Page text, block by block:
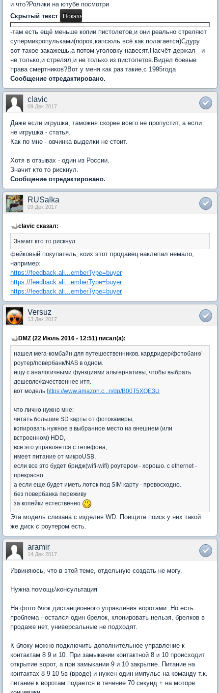
и что?Ролики на ютубе посмотри
Скрытый текст
-там есть ещё меньше копии пистолетов,и они реально стреляют
супермикропульками(порох,капсюль.всё.как полагается)Сдуру
вот такое закажешь,а потом уголовку навесят.Насчёт держал---и
не только,и стрелял,и не только из пистолетов.Видел боевые
права смертников?Вот у меня как раз такие,с 1995года
Сообщение отредактировано.
clavic
09 Дек 2017
Даже если игрушка, таможня скорее всего не пропустит, а если
не игрушка - статья.
Как по мне - овчинка выделки не стоит.
...
Хотя в отзывах - один из России.
Значит кто то рискнул.
Сообщение отредактировано.
RUSalka
09 Дек 2017
clavic сказал:
Значит кто то рискнул
фейковый покупатель, коих этот продавец наклепал немало,
например:
https://feedback.ali...emberType=buyer
https://feedback.ali...emberType=buyer
https://feedback.ali...emberType=buyer
Versuz
13 Дек 2017
DMZ (22 Июль 2016 - 12:51) писал(а):
нашел мега-комбайн для путешественников. кардридер/фотобанк/
роутер/повербанк/NAS в одном.
ищу с аналогичными функциями альтернативы, чтобы выбрать
дешевле/качественнее итп.
вот модель https://www.amazon.c...n/dp/B00T5XQE3U
что лично нужно мне:
читать большие SD карты от фотокамеры,
копировать нужное в выбранное место на внешнем (или
встроенном) HDD,
все это управляется с телефона,
имеет питание от микроUSB,
если все это будет бридж(wifi-wifi) роутером - хорошо. с ethernet -
прекрасно.
а если еще будет иметь лоток под SIM карту - превосходно.
без повербанка переживу
за копейки естественно
Эта модель слизана с изделия WD. Поищите поиск у них такой
же диск с роутером есть.
aramir
14 Дек 2017
Извиняюсь, что в этой теме, отдельную создать не могу.
Нужна помощь\консультация
На фото блок дистанционного управления воротами. Но есть
проблема - остался один брелок, клонировать нельзя, брелков в
продаже нет, универсальные не подходят.
К блоку можно подключить дополнительное управление к
контактам 8 9 и 10. При замыкании контактной 8 и 10 происходит
открытие ворот, а при замыкании 9 и 10 закрытие. Питание на
контактах 8 9 10 5в (вроде) и нужен один импульс на команду т.к.
питание к воротам подается в течение 70 секунд + на моторе